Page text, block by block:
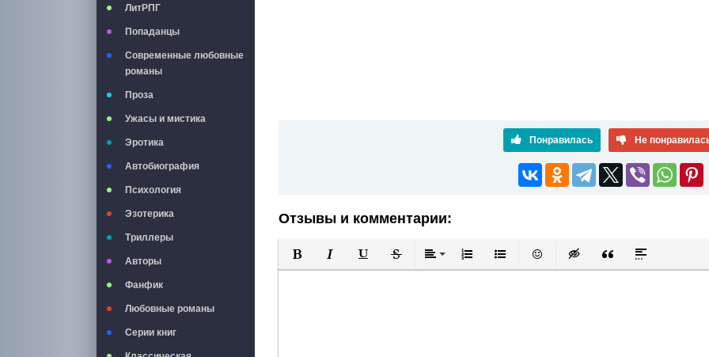
ЛитРПГ
Попаданцы
Современные любовные
романы
Проза
Ужасы и мистика
Эротика
Автобиография
Психология
Эзотерика
Триллеры
Авторы
Фанфик
Любовные романы
Серии книг
Понравилась Не
Отзывы и комментарии:
Полужирный
КурсивПодчеркнутый
ЗачеркнутыйВыравнивание
Нумерованный список
Маркированный список
Вставить смайлик
Вставка скрытого текста
Вставка цитаты
Вставка